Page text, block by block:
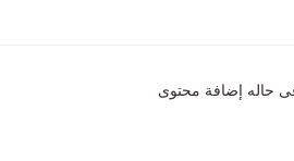
فى حاله إضافة محتوى